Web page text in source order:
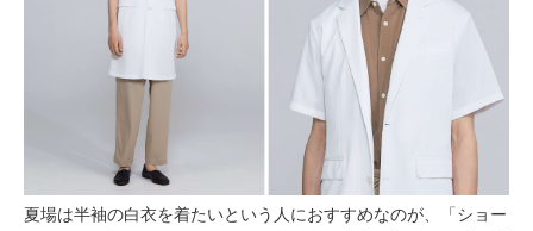
夏場は半袖の白衣を着たいという人におすすめなのが、「ショー